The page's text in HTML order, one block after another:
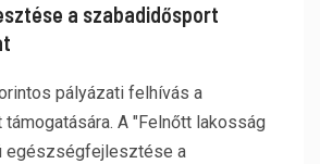
a szabadidősport
pályázati felhívás a
A "Felnőtt lakosság
egészségfejlesztése a